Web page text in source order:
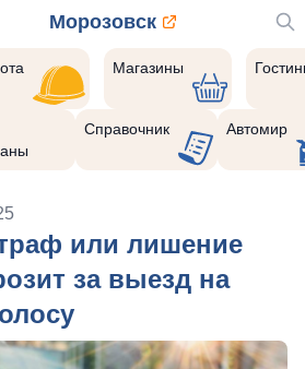
Морозовск
Магазины
Справочник Автомир
или лишение
за выезд на